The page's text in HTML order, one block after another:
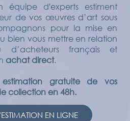
équipe d'experts estiment
de vos œuvres d’art sous
pour la mise en
bien vous mettre en relation
d’acheteurs français et
achat direct.
gratuite de vos
collection en 48h.
EN LIGNE